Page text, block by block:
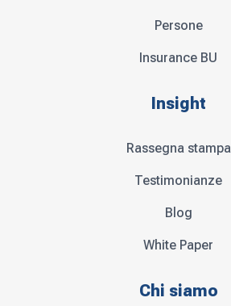
Persone
Insurance BU
Insight
Rassegna stampa
Testimonianze
Blog
White Paper
Chi siamo